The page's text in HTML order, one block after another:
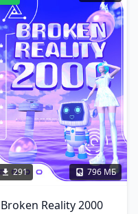
291 796 МБ
Broken Reality 2000